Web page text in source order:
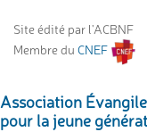
Site édité par l'ACBNF
Membre du CNEF
Association
pour la jeune